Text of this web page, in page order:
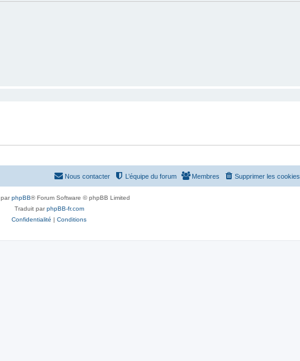
Supprimer les cookies
Membres
L’équipe du forum
Nous contacter
parphpBB® Forum Software © phpBB Limited
Traduit parphpBB-fr.com
Confidentialité | Conditions